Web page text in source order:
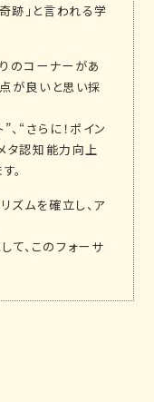
跡」と言われる学
のコーナーがあ
点が良いと思い採
、“さらに！ポイン
タ認知能力向上
。
ズムを確立し、ア
、このフォーサ